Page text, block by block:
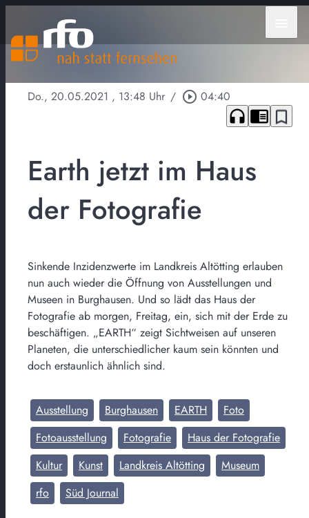
Do., 20.05.2021 , 13:48 Uhr / play_circle_outline 04:40
headphones chrome_reader_mode bookmark_border
Earth jetzt im Haus
der Fotografie
Sinkende Inzidenzwerte im Landkreis Altötting erlauben
nun auch wieder die Öffnung von Ausstellungen und
Museen in Burghausen. Und so lädt das Haus der
Fotografie ab morgen, Freitag, ein, sich mit der Erde zu
beschäftigen. „EARTH“ zeigt Sichtweisen auf unseren
Planeten, die unterschiedlicher kaum sein könnten und
doch erstaunlich ähnlich sind.
Ausstellung Burghausen EARTH
Foto
Fotoausstellung
Fotografie
Haus der Fotografie
Kultur
Kunst Landkreis Altötting
Museum
rfo
Süd Journal